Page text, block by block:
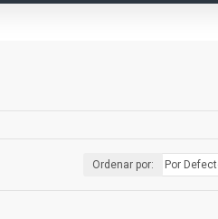
Ordenar por: